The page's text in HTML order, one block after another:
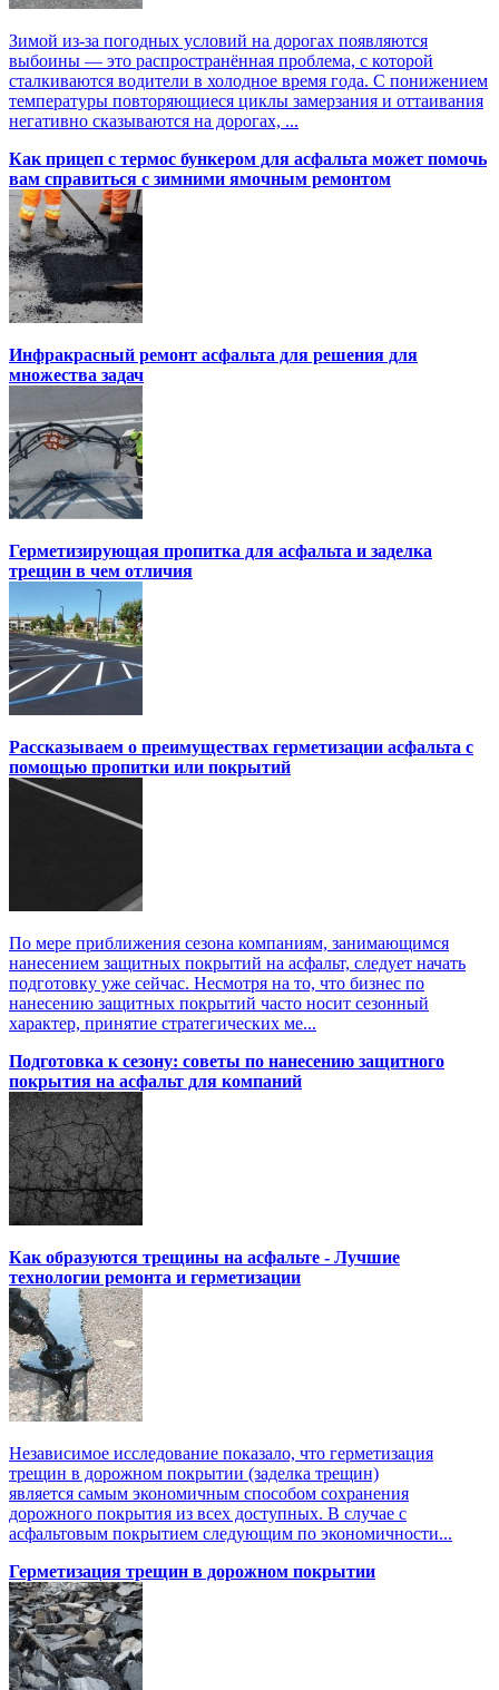
Зимой из-за погодных условий на дорогах появляются
выбоины — это распространённая проблема, с которой
сталкиваются водители в холодное время года. С понижением
температуры повторяющиеся циклы замерзания и оттаивания
негативно сказываются на дорогах, ...
Как прицеп с термоc бункером для асфальта может помочь
вам справиться с зимними ямочным ремонтом
Инфракрасный ремонт асфальта для решения для
множества задач
Герметизирующая пропитка для асфальта и заделка
трещин в чем отличия
Рассказываем о преимуществах герметизации асфальта с
помощью пропитки или покрытий
По мере приближения сезона компаниям, занимающимся
нанесением защитных покрытий на асфальт, следует начать
подготовку уже сейчас. Несмотря на то, что бизнес по
нанесению защитных покрытий часто носит сезонный
характер, принятие стратегических ме...
Подготовка к сезону: советы по нанесению защитного
покрытия на асфальт для компаний
Как образуются трещины на асфальте - Лучшие
технологии ремонта и герметизации
Независимое исследование показало, что герметизация
трещин в дорожном покрытии (заделка трещин)
является самым экономичным способом сохранения
дорожного покрытия из всех доступных. В случае с
асфальтовым покрытием следующим по экономичности...
Герметизация трещин в дорожном покрытии